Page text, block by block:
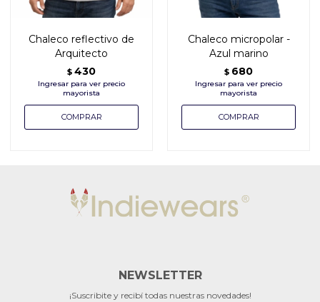
Chaleco reflectivo de
Arquitecto
$ 430
Chaleco micropolar -
Azul marino
$ 680
NEWSLETTER
¡Suscribite y recibí todas nuestras novedades!